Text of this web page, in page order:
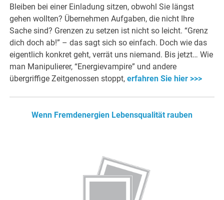
Bleiben bei einer Einladung sitzen, obwohl Sie längst
gehen wollten? Übernehmen Aufgaben, die nicht Ihre
Sache sind? Grenzen zu setzen ist nicht so leicht. “Grenz
dich doch ab!” – das sagt sich so einfach. Doch wie das
eigentlich konkret geht, verrät uns niemand. Bis jetzt… Wie
man Manipulierer, “Energievampire” und andere
übergriffige Zeitgenossen stoppt,erfahren Sie hier >>>
Wenn Fremdenergien Lebensqualität rauben